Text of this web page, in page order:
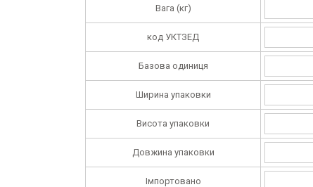
Вага (кг)
код УКТЗЕД
Базова одиниця
Ширина упаковки
Висота упаковки
Довжина упаковки
Імпортовано